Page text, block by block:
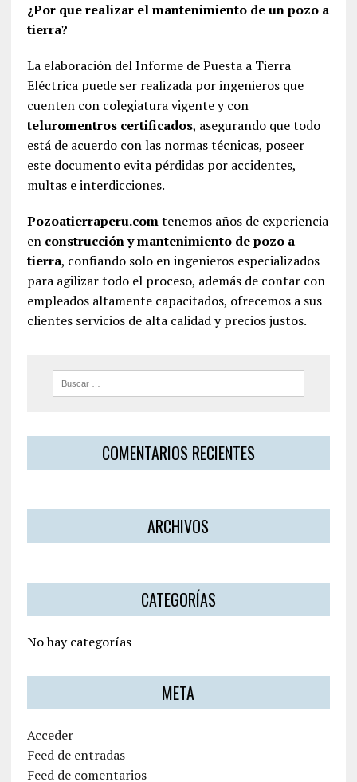
¿Por que realizar el mantenimiento de un pozo a
tierra?
La elaboración del Informe de Puesta a Tierra
Eléctrica puede ser realizada por ingenieros que
cuenten con colegiatura vigente y con
teluromentros certificados, asegurando que todo
está de acuerdo con las normas técnicas, poseer
este documento evita pérdidas por accidentes,
multas e interdicciones.
Pozoatierraperu.comtenemos años de experiencia
en construcción y mantenimiento de pozo a
tierra, confiando solo en ingenieros especializados
para agilizar todo el proceso, además de contar con
empleados altamente capacitados, ofrecemos a sus
clientes servicios de alta calidad y precios justos.
COMENTARIOS RECIENTES
ARCHIVOS
CATEGORÍAS
No hay categorías
META
Acceder
Feed de entradas
Feed de comentarios